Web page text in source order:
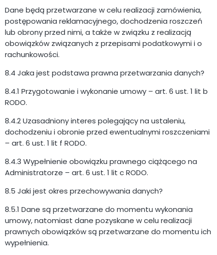
Dane będą przetwarzane w celu realizacji zamówienia,
postępowania reklamacyjnego, dochodzenia roszczeń
lub obrony przed nimi, a także w związku z realizacją
obowiązków związanych z przepisami podatkowymi i o
rachunkowości.
8.4 Jaka jest podstawa prawna przetwarzania danych?
8.4.1 Przygotowanie i wykonanie umowy – art. 6 ust. 1 lit b
RODO.
8.4.2 Uzasadniony interes polegający na ustaleniu,
dochodzeniu i obronie przed ewentualnymi roszczeniami
– art. 6 ust. 1 lit f RODO.
8.4.3 Wypełnienie obowiązku prawnego ciążącego na
Administratorze – art. 6 ust. 1 lit c RODO.
8.5 Jaki jest okres przechowywania danych?
8.5.1 Dane są przetwarzane do momentu wykonania
umowy, natomiast dane pozyskane w celu realizacji
prawnych obowiązków są przetwarzane do momentu ich
wypełnienia.